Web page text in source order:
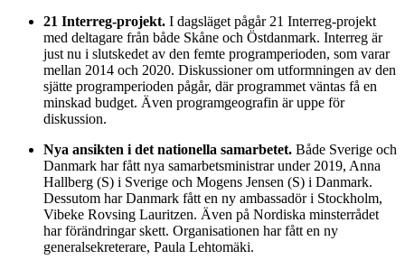
21 Interreg-projekt. I dagsläget pågår 21 Interreg-projekt
med deltagare från både Skåne och Östdanmark. Interreg är
just nu i slutskedet av den femte programperioden, som varar
mellan 2014 och 2020. Diskussioner om utformningen av den
sjätte programperioden pågår, där programmet väntas få en
minskad budget. Även programgeografin är uppe för
diskussion.
Nya ansikten i det nationella samarbetet. Både Sverige och
Danmark har fått nya samarbetsministrar under 2019, Anna
Hallberg (S) i Sverige och Mogens Jensen (S) i Danmark.
Dessutom har Danmark fått en ny ambassadör i Stockholm,
Vibeke Rovsing Lauritzen. Även på Nordiska minsterrådet
har förändringar skett. Organisationen har fått en ny
generalsekreterare, Paula Lehtomäki.